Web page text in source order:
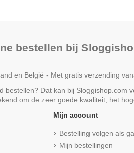
bestellen bij
en België - Met gratis verzending
bestellen? Dat kan bij
om de zeer goede kwaliteit, het
Mijn account
Bestelling volgen als
Mijn bestellingen